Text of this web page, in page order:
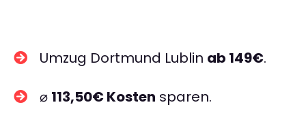
Umzug Dortmund Lublin ab 149€.
⌀ 113,50€ Kosten sparen.